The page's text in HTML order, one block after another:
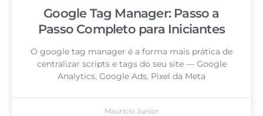
Google Tag Manager: Passo a
Passo Completo para Iniciantes
O google tag manager é a forma mais prática de
centralizar scripts e tags do seu site — Google
Analytics, Google Ads, Pixel da Meta
Mauricio Junior